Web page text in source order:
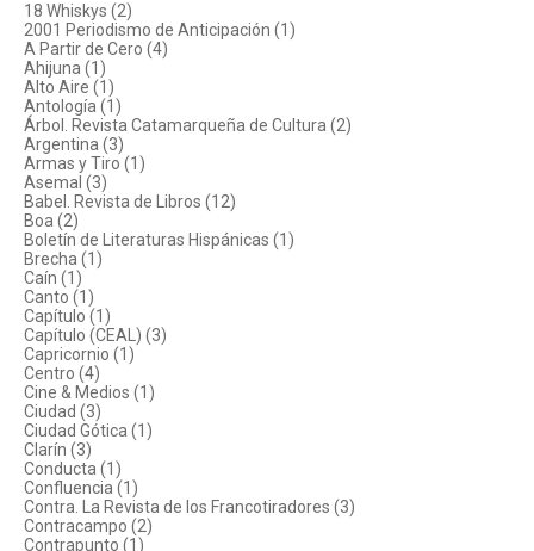
18 Whiskys (2)
2001 Periodismo de Anticipación (1)
A Partir de Cero (4)
Ahijuna (1)
Alto Aire (1)
Antología (1)
Árbol. Revista Catamarqueña de Cultura (2)
Argentina (3)
Armas y Tiro (1)
Asemal (3)
Babel. Revista de Libros (12)
Boa (2)
Boletín de Literaturas Hispánicas (1)
Brecha (1)
Caín (1)
Canto (1)
Capítulo (1)
Capítulo (CEAL) (3)
Capricornio (1)
Centro (4)
Cine & Medios (1)
Ciudad (3)
Ciudad Gótica (1)
Clarín (3)
Conducta (1)
Confluencia (1)
Contra. La Revista de los Francotiradores (3)
Contracampo (2)
Contrapunto (1)